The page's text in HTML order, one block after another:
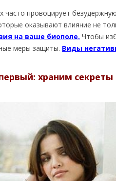
часто провоцирует
оказывают влияние не
на ваше биополе. Чтобы
меры защиты. Виды
храним секреты